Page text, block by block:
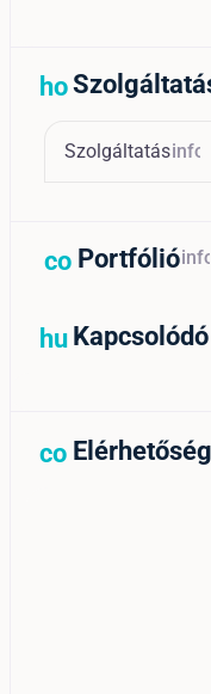
ne
Szolgáltatásinfo
Portfólióinfo
hub